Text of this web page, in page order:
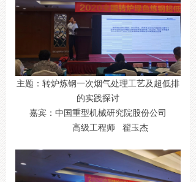
主题：转炉炼钢一次烟气处理工艺及超低排
的实践探讨
嘉宾：中国重型机械研究院股份公司
高级工程师 翟玉杰